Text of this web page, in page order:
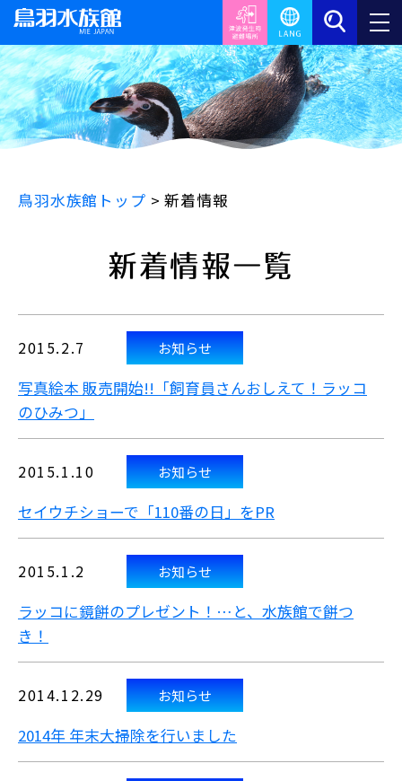
鳥羽水族館トップ >新着情報
新着情報一覧
2015.2.7 お知らせ
写真絵本 販売開始!!「飼育員さんおしえて！ラッコ
のひみつ」
2015.1.10 お知らせ
セイウチショーで「110番の日」をPR
2015.1.2 お知らせ
ラッコに鏡餅のプレゼント！…と、水族館で餅つ
き！
2014.12.29 お知らせ
2014年 年末大掃除を行いました